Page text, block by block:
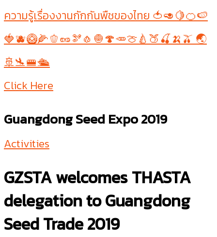
ความรู้เรื่องงานกักกันพืชของไทย 🍅🥑🍋🍊🍉
🍓🫐🥝🌽🫑🥜🫘🧄🧅🍄🥕🍈🍐🍑🍒🍌🫒 🌏
🚢🛬🚝🛳
Click Here
Guangdong Seed Expo 2019
Activities
GZSTA welcomes THASTA
delegation to Guangdong
Seed Trade 2019